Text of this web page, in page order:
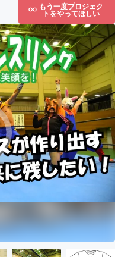
もう一度プロジェク
トをやってほしい